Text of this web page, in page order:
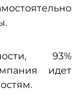
93%
идет